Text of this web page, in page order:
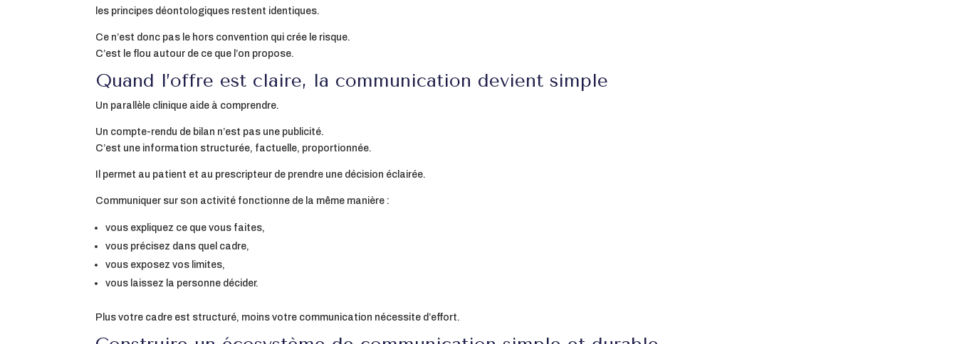
les principes déontologiques restent identiques.
Ce n’est donc pas le hors convention qui crée le risque.
C’est le flou autour de ce que l’on propose.
Quand l’offre est claire, la communication devient simple
Un parallèle clinique aide à comprendre.
Un compte-rendu de bilan n’est pas une publicité.
C’est une information structurée, factuelle, proportionnée.
Il permet au patient et au prescripteur de prendre une décision éclairée.
Communiquer sur son activité fonctionne de la même manière :
vous expliquez ce que vous faites,
vous précisez dans quel cadre,
vous exposez vos limites,
vous laissez la personne décider.
Plus votre cadre est structuré, moins votre communication nécessite d’effort.